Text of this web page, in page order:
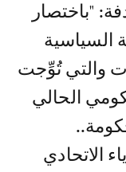
"باختصار
السياسية
والتي تُوِّجت
الحالي
الاتحادي